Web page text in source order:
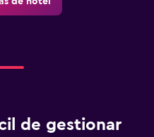
de gestionar